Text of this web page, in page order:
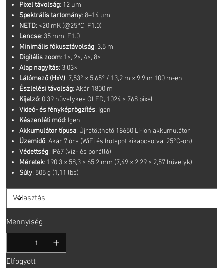
Pixel távolság: 12 μm
Spektrális tartomány: 8–14 μm
NETD: <20 mK (@25°C, F1.0)
Lencse: 35 mm, F1.0
Minimális fókusztávolság: 3,5 m
Digitális zoom: 1×, 2×, 4×, 8×
Alap nagyítás: 3,03×
Látómező (HxV): 7,53° × 5,65° / 13,2 m × 9,9 m 100 m-en
Észlelési távolság: Akár 1800 m
Kijelző: 0,39 hüvelykes OLED, 1024 × 768 pixel
Videó- és fényképrögzítés: Igen
Készenléti mód: Igen
Akkumulátor típusa: Újratölthető 18650 Li-ion akkumulátor
Üzemidő: Akár 7 óra (WiFi és hotspot kikapcsolva, 25°C-on)
Védettség: IP67 (víz- és porálló)
Méretek: 190,3 × 58,3 × 65,2 mm (7,49 × 2,29 × 2,57 hüvelyk)
Súly: 505 g (1,11 lbs)
Mennyiség
Elfogyott